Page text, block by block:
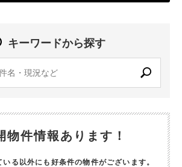
キーワードから探す
物件情報あります！
る以外にも好条件の物件がございます。